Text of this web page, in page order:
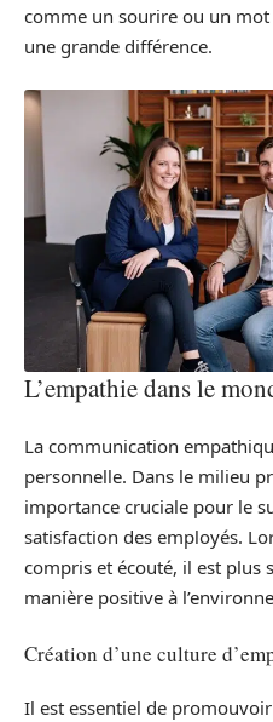
comme un sourire ou un
une grande différence.
L’empathie dans le
La communication
personnelle. Dans le milieu
importance cruciale pour le
satisfaction des employés.
compris et écouté, il est plus
manière positive à
Création d’une culture
Il est essentiel de